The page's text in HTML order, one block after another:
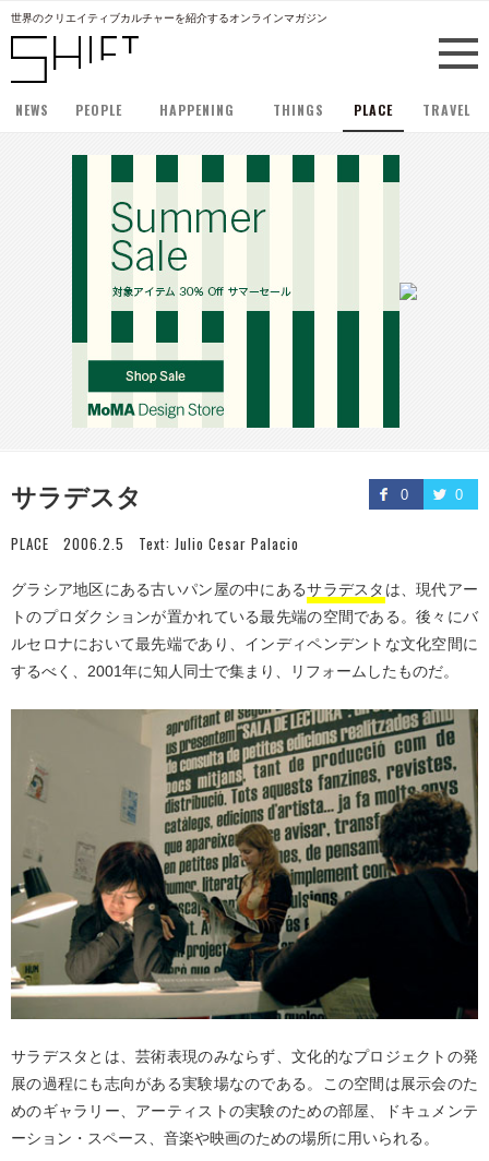
世界のクリエイティブカルチャーを紹介するオンラインマガジン
NEWS PEOPLE HAPPENING THINGS PLACE TRAVEL
0 0
サラデスタ
PLACE 2006.2.5 Text: Julio Cesar Palacio
グラシア地区にある古いパン屋の中にあるサラデスタ は、現代アー
トのプロダクションが置かれている最先端の空間である。後々にバ
ルセロナにおいて最先端であり、インディペンデントな文化空間に
するべく、2001年に知人同士で集まり、リフォームしたものだ。
サラデスタとは、芸術表現のみならず、文化的なプロジェクトの発
展の過程にも志向がある実験場なのである。この空間は展示会のた
めのギャラリー、アーティストの実験のための部屋、ドキュメンテ
ーション・スペース、音楽や映画のための場所に用いられる。